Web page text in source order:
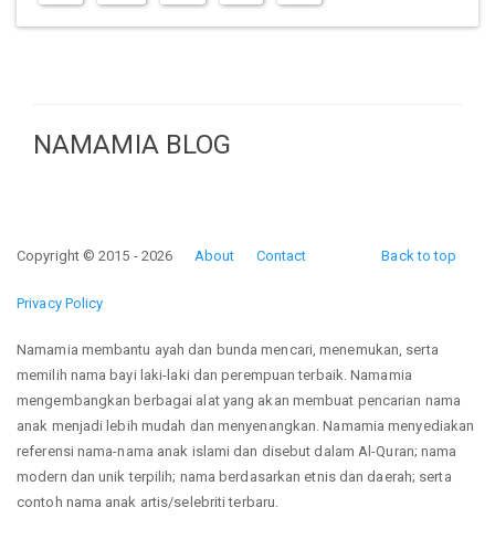
NAMAMIA BLOG
Back to top
Copyright © 2015 - 2026 About Contact
Privacy Policy
Namamia membantu ayah dan bunda mencari, menemukan, serta
memilih nama bayi laki-laki dan perempuan terbaik. Namamia
mengembangkan berbagai alat yang akan membuat pencarian nama
anak menjadi lebih mudah dan menyenangkan. Namamia menyediakan
referensi nama-nama anak islami dan disebut dalam Al-Quran; nama
modern dan unik terpilih; nama berdasarkan etnis dan daerah; serta
contoh nama anak artis/selebriti terbaru.